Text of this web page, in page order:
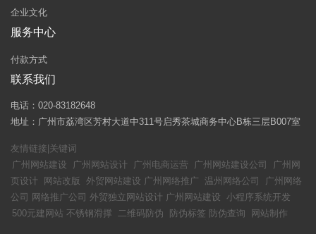
企业文化
服务中心
付款方式
联系我们
电话：020-83182648
地址：广州市荔湾区芳村大道中311号启秀茶城商务中心B栋三层B007室
友情链接|关键词
广州网站建设
广州网站设计 广州电商运营 广州网站建设公司
广州网
页设计
网站改版 外贸网站建设 广州网络推广 温州网络公司
广州网络
公司 网络推广公司 外贸独立网站设计 广州网站建设 小程序系统开发
500元建网站 不锈钢滑撑 二维码防伪 防伪标签 防伪查询 网站制作